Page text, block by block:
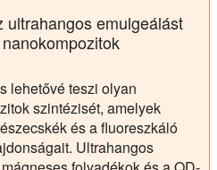
ultrahangos emulgeálást
lehetővé teszi olyan
szintézisét, amelyek
és a fluoreszkáló
Ultrahangos